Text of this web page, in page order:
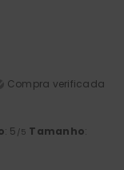
Compra verificada
: 5 /5 Tamanho: